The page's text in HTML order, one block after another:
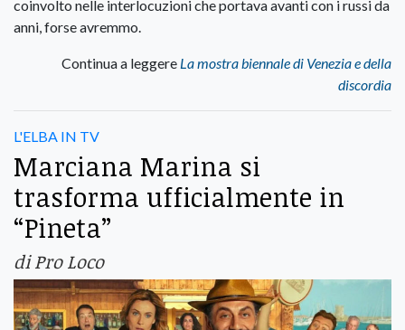
coinvolto nelle interlocuzioni che portava avanti con i russi da
anni, forse avremmo.
Continua a leggere La mostra biennale di Venezia e della
discordia
L'ELBA IN TV
Marciana Marina si
trasforma ufficialmente in
“Pineta”
di Pro Loco